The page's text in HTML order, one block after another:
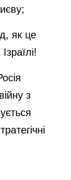
як це
з